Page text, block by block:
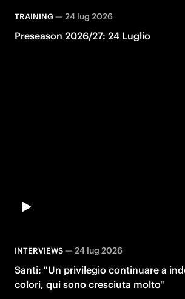
TRAINING— 24 lug 2026
Preseason 2026/27: 24 Luglio
INTERVIEWS— 24 lug 2026
Santi: "Un privilegio continuare a
colori, qui sono cresciuta molto"